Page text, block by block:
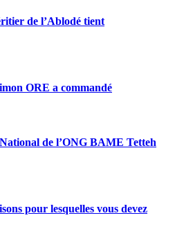
de l’Ablodé tient
ORE a commandé
de l’ONG BAME Tetteh
pour lesquelles vous devez